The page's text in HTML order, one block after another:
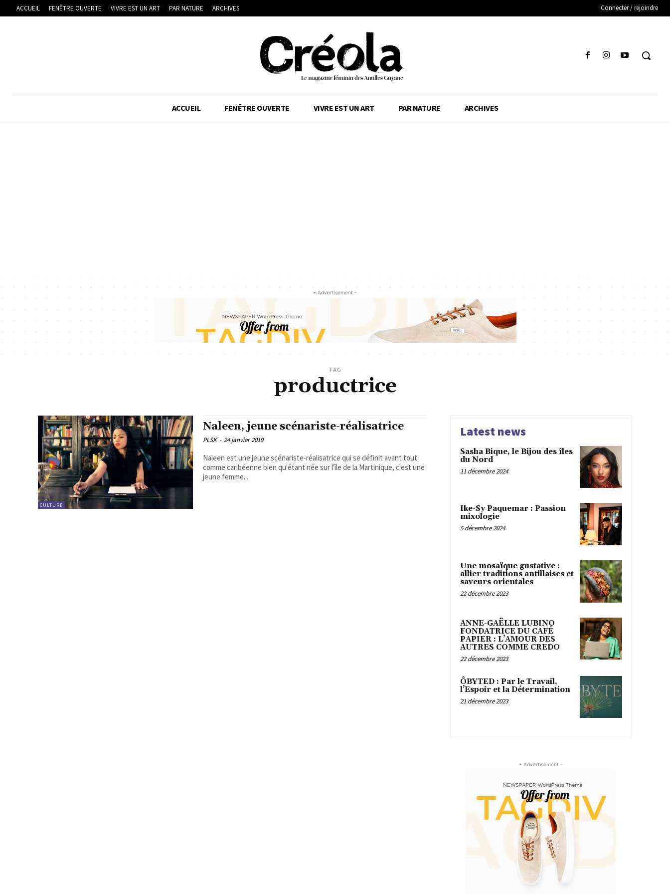
ACCUEIL FENÊTRE OUVERTE VIVRE EST UN ART PAR NATURE ARCHIVES Connecter / rejoindre
ACCUEIL FENÊTRE OUVERTE VIVRE EST UN ART PAR NATURE ARCHIVES
- Advertisement -
TAG
productrice
CULTURE
Naleen, jeune scénariste-réalisatrice
PLSK - 24 janvier 2019
Naleen est une jeune scénariste-réalisatrice qui se définit avant tout
comme caribéenne bien qu'étant née sur l'île de la Martinique, c'est une
jeune femme...
Latest news
Sasha Bique, le Bijou des îles
du Nord
11 décembre 2024
Ike-Sy Paquemar : Passion
mixologie
5 décembre 2024
Une mosaïque gustative :
allier traditions antillaises et
saveurs orientales
22 décembre 2023
ANNE-GAËLLE LUBINO
FONDATRICE DU CAFÉ
PAPIER : L’AMOUR DES
AUTRES COMME CREDO
22 décembre 2023
ÔBYTED : Par le Travail,
l’Espoir et la Détermination
21 décembre 2023
- Advertisement -